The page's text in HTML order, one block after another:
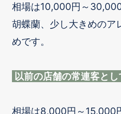
相場は10,000円～30,000
胡蝶蘭、少し大きめのア
めです。
以前の店舗の常連客と
相場は8,000円～15,000